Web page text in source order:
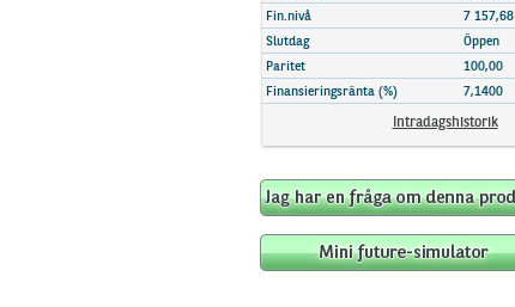
Fin.nivå
7 157,68
Slutdag
Öppen
Paritet
100,00
Finansieringsränta (%)
7,1400
Intradagshistorik